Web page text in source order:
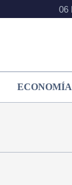
06
ECONOMÍA